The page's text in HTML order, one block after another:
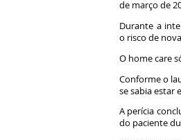
de março de
Durante a
o risco de
O home care
Conforme o
se sabia estar
A perícia
do paciente